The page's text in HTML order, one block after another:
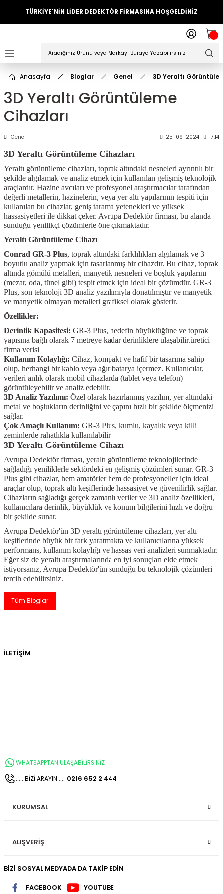
TÜRKİYE'NİN LİDER DEDEKTÖR FİRMASINA HOŞGELDİNİZ
Geri Dön
Anasayfa Bloglar Genel 3D Yeraltı
3D Yeraltı Görüntüleme
Cihazları
Genel 25-09-2024 17:14
3D Yeraltı Görüntüleme Cihazları
Yeraltı görüntüleme cihazları, toprak altındaki nesneleri ayrıntılı bir
şekilde algılamak ve analiz etmek için kullanılan gelişmiş teknolojik
araçlardır. Hazine avcıları ve profesyonel araştırmacılar tarafından
değerli metallerin, hazinelerin, veya yer altı yapılarının tespiti için
kullanılan bu cihazlar, geniş tarama yetenekleri ve yüksek
hassasiyetleri ile dikkat çeker. Avrupa Dedektör firması, bu alanda
sunduğu yenilikçi çözümlerle öne çıkmaktadır.
Yeraltı Görüntüleme Cihazı
Conrad GR-3 Plus, toprak altındaki farklılıkları algılamak ve 3
boyutlu analiz yapmak için tasarlanmış bir cihazdır. Bu cihaz, toprak
altında gömülü metalleri, manyetik nesneleri ve boşluk yapılarını
(mezar, oda, tünel gibi) tespit etmek için ideal bir çözümdür. GR-3
Plus, son teknoloji 3D analiz yazılımıyla donatılmıştır ve manyetik
ve manyetik olmayan metalleri grafiksel olarak gösterir.
Özellikler:
Derinlik Kapasitesi: GR-3 Plus, hedefin büyüklüğüne ve toprak
yapısına bağlı olarak 7 metreye kadar derinliklere ulaşabilir.üretici
firma verisi
Kullanım Kolaylığı: Cihaz, kompakt ve hafif bir tasarıma sahip
olup, herhangi bir kablo veya ağır batarya içermez. Kullanıcılar,
verileri anlık olarak mobil cihazlarda (tablet veya telefon)
görüntüleyebilir ve analiz edebilir.
3D Analiz Yazılımı: Özel olarak hazırlanmış yazılım, yer altındaki
metal ve boşlukların derinliğini ve çapını hızlı bir şekilde ölçmenizi
sağlar.
Çok Amaçlı Kullanım: GR-3 Plus, kumlu, kayalık veya killi
zeminlerde rahatlıkla kullanılabilir.
3D Yeraltı Görüntüleme Cihazı
Avrupa Dedektör firması, yeraltı görüntüleme teknolojilerinde
sağladığı yeniliklerle sektördeki en gelişmiş çözümleri sunar. GR-3
Plus gibi cihazlar, hem amatörler hem de profesyoneller için ideal
araçlar olup, toprak altı keşiflerinde hassasiyet ve güvenilirlik sağlar.
Cihazların sağladığı gerçek zamanlı veriler ve 3D analiz özellikleri,
kullanıcılara derinlik, büyüklük ve konum bilgilerini hızlı ve doğru
bir şekilde sunar.
Avrupa Dedektör'ün 3D yeraltı görüntüleme cihazları, yer altı
keşiflerinde büyük bir fark yaratmakta ve kullanıcılarına yüksek
performans, kullanım kolaylığı ve hassas veri analizleri sunmaktadır.
Eğer siz de yeraltı araştırmalarında en iyi sonuçları elde etmek
istiyorsanız, Avrupa Dedektör'ün sunduğu bu teknolojik çözümleri
tercih edebilirsiniz.
Tüm Bloglar
İLETİŞİM
WHATSAPPTAN ULAŞABİLİRSİNİZ
......BİZİ ARAYIN .... 0216 652 2 444
KURUMSAL
ALIŞVERİŞ
BİZİ SOSYAL MEDYADA DA TAKİP EDİN
FACEBOOK YOUTUBE